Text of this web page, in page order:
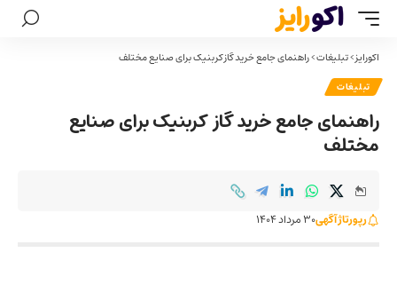
اکورایز>تبلیغات>راهنمای جامع خرید گاز کربنیک برای صنایع مختلف
تبلیغات
راهنمای جامع خرید گاز کربنیک برای صنایع
مختلف
رپورتاژ آگهی30 مرداد 1404